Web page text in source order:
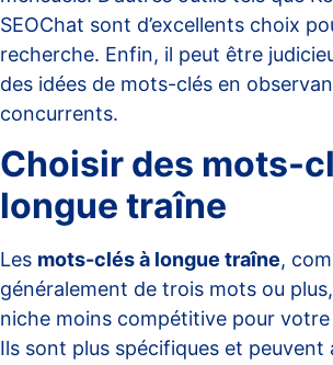
SEOChat sont d’excellents choix
recherche. Enfin, il peut être
des idées de mots-clés en
concurrents.
Choisir des mots-
longue traîne
Les mots-clés à longue traîne,
généralement de trois mots ou
niche moins compétitive pour
Ils sont plus spécifiques et peuvent